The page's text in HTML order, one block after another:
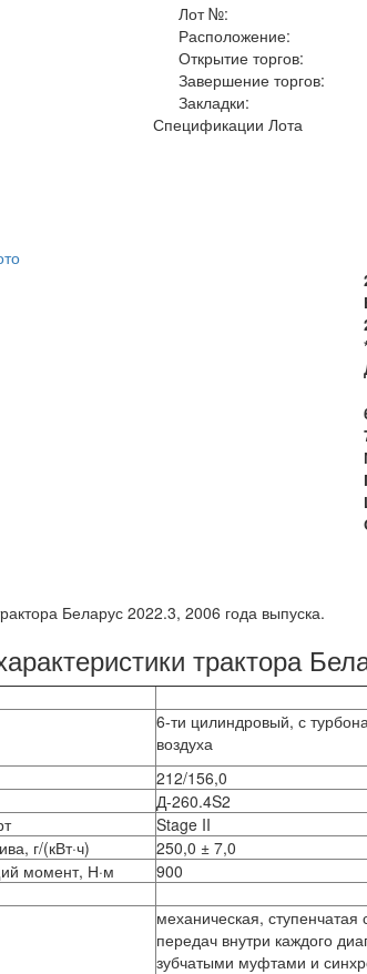
Лот №:
Расположение:
Открытие торгов:
Завершение торгов:
Закладки:
Спецификации Лота
Беларус 2022.3, 2006 года выпуска.
трактора
6-ти цилиндровый, с
воздуха
212/156,0
Д-260.4S2
Stage II
г/(кВт·ч)
250,0 ± 7,0
момент, Н·м
900
механическая,
передач внутри каждого
зубчатыми муфтами и